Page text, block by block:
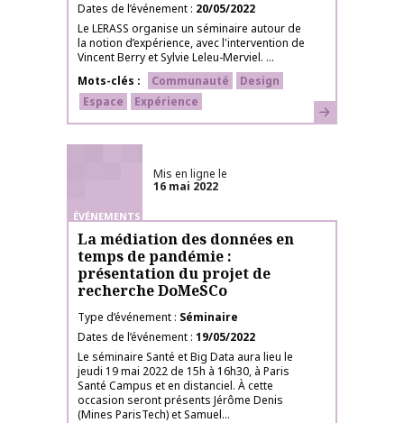
Dates de l’événement 20/05/2022
Le LERASS organise un séminaire autour de
la notion d’expérience, avec l'intervention de
Vincent Berry et Sylvie Leleu-Merviel. ...
Mots-clés
Communauté
Design
Espace
Expérience En savoir plus
ÉVÉNEMENTS
Mis en ligne le
16 mai 2022
La médiation des données en
temps de pandémie :
présentation du projet de
recherche DoMeSCo
Type d’événement Séminaire
Dates de l’événement 19/05/2022
Le séminaire Santé et Big Data aura lieu le
jeudi 19 mai 2022 de 15h à 16h30, à Paris
Santé Campus et en distanciel. À cette
occasion seront présents Jérôme Denis
(Mines ParisTech) et Samuel...